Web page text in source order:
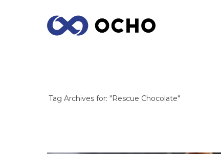
Tag Archives for: "Rescue Chocolate"